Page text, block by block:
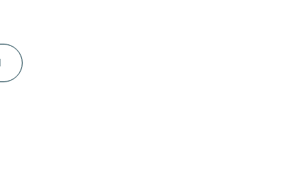
kann. Die
die
Mal einen
Möglichkeit,
anzubieten,